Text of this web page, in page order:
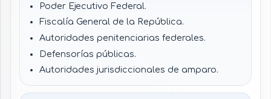
Poder Ejecutivo Federal.
Fiscalía General de la República.
Autoridades penitenciarias federales.
Defensorías públicas.
Autoridades jurisdiccionales de amparo.